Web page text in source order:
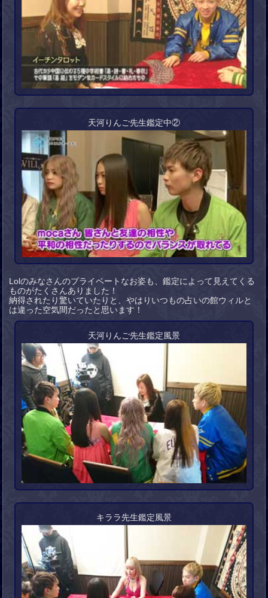
天河りんご先生鑑定中②
Lolのみなさんのプライベートなお姿も、鑑定によって見えてくる
ものがたくさんありました！
納得されたり驚いていたりと、やはりいつもの占いの館ウィルと
は違った空気間だったと思います！
天河りんご先生鑑定風景
キララ先生鑑定風景